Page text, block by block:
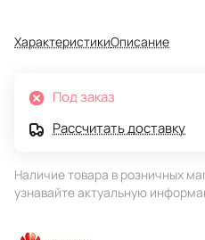
ХарактеристикиОписание
Под заказ
Рассчитать доставку
Наличие товара в розничных
узнавайте актуальную